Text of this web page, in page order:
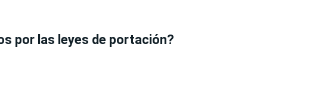
por las leyes de portación?